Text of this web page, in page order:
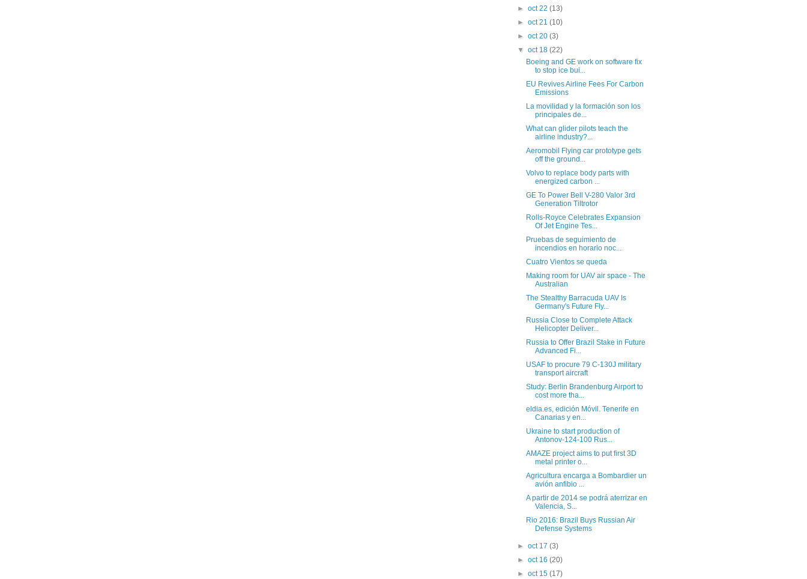
► oct 22 (13)
► oct 21 (10)
► oct 20 (3)
▼ oct 18 (22)
Boeing and GE work on software fix
to stop ice bui...
EU Revives Airline Fees For Carbon
Emissions
La movilidad y la formación son los
principales de...
What can glider pilots teach the
airline industry?...
Aeromobil Flying car prototype gets
off the ground...
Volvo to replace body parts with
energized carbon ...
GE To Power Bell V-280 Valor 3rd
Generation Tiltrotor
Rolls-Royce Celebrates Expansion
Of Jet Engine Tes...
Pruebas de seguimiento de
incendios en horario noc...
Cuatro Vientos se queda
Making room for UAV air space - The
Australian
The Stealthy Barracuda UAV Is
Germany's Future Fly...
Russia Close to Complete Attack
Helicopter Deliver...
Russia to Offer Brazil Stake in Future
Advanced Fi...
USAF to procure 79 C-130J military
transport aircraft
Study: Berlin Brandenburg Airport to
cost more tha...
eldia.es, edición Móvil. Tenerife en
Canarias y en...
Ukraine to start production of
Antonov-124-100 Rus...
AMAZE project aims to put first 3D
metal printer o...
Agricultura encarga a Bombardier un
avión anfibio ...
A partir de 2014 se podrá aterrizar en
Valencia, S...
Rio 2016: Brazil Buys Russian Air
Defense Systems
► oct 17 (3)
► oct 16 (20)
► oct 15 (17)